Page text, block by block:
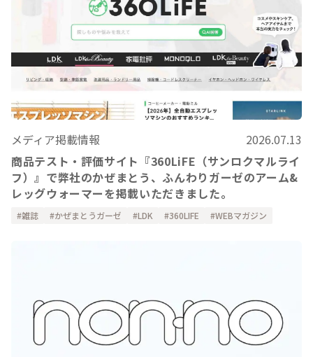
メディア掲載情報
2026.07.13
商品テスト・評価サイト『360LiFE（サンロクマルライ
フ）』で弊社のかぜまとう、ふんわりガーゼのアーム&
レッグウォーマーを掲載いただきました。
雑誌 かぜまとうガーゼ LDK 360LIFE WEBマガジン